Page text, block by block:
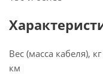
Вес (масса кабеля), кг
км